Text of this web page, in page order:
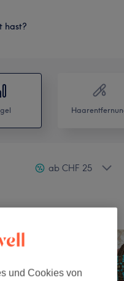
hast?
ab CHF 25
und Cookies von